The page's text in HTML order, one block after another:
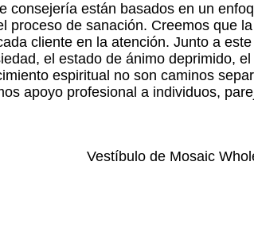
consejería están basados en un
proceso de sanación. Creemos que
cliente en la atención. Junto a
el estado de ánimo deprimido,
espiritual no son caminos
apoyo profesional a individuos,